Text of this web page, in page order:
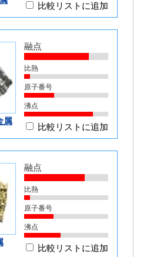
比較リストに追加
属
融点
比熱
原子番号
沸点
比較リストに追加
融点
比熱
原子番号
沸点
比較リストに追加